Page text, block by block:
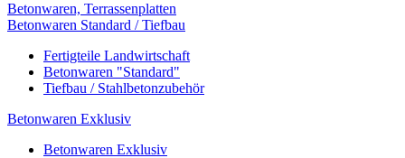
Betonwaren, Terrassenplatten
Betonwaren Standard / Tiefbau
Fertigteile Landwirtschaft
Betonwaren "Standard"
Tiefbau / Stahlbetonzubehör
Betonwaren Exklusiv
Betonwaren Exklusiv